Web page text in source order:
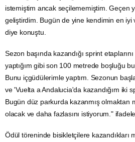
istemiştim ancak seçilememiştim. Geçen
geliştirdim. Bugün de yine kendimin en iyi
diye konuştu.
Sezon başında kazandığı sprint
yaptığım gibi son 100 metrede boşluğu
Bunu içgüdülerimle yaptım. Sezonun
ve 'Vuelta a Andalucia'da kazandığım iki
Bugün düz parkurda kazanmış olmaktan
olacak ve daha fazlasını istiyorum."
Ödül töreninde bisikletçilere kazandıkları